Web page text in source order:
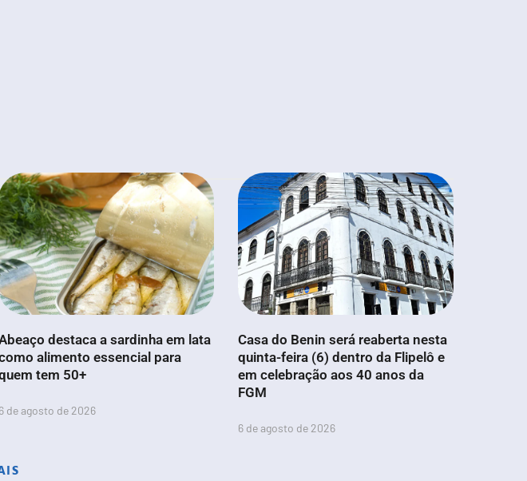
destaca a sardinha em lata
alimento essencial para
tem 50+
6 de agosto de 2026
Casa do Benin será reaberta nesta
quinta-feira (6) dentro da Flipelô e
em celebração aos 40 anos da
FGM
6 de agosto de 2026